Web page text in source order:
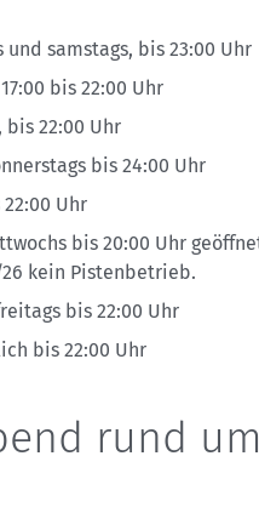
und samstags, bis 23:00 Uhr
bis 22:00 Uhr
bis 22:00 Uhr
bis 24:00 Uhr
Uhr
bis 20:00 Uhr
kein Pistenbetrieb.
bis 22:00 Uhr
bis 22:00 Uhr
rund um